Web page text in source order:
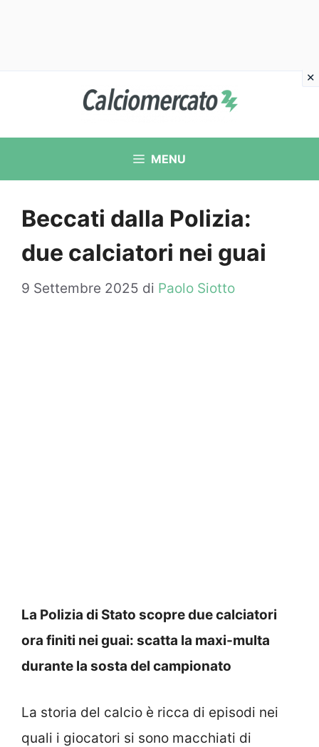
contenuto
MENU
Beccati dalla Polizia:
due calciatori nei guai
9 Settembre 2025 di Paolo Siotto
La Polizia di Stato scopre due calciatori
ora finiti nei guai: scatta la maxi-multa
durante la sosta del campionato
La storia del calcio è ricca di episodi nei
quali i giocatori si sono macchiati di